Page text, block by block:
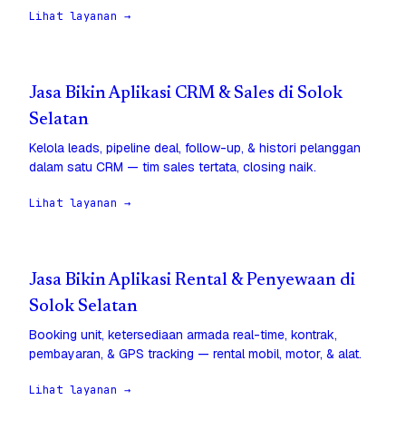
Lihat layanan →
Jasa Bikin Aplikasi CRM & Sales di Solok
Selatan
Kelola leads, pipeline deal, follow-up, & histori pelanggan
dalam satu CRM — tim sales tertata, closing naik.
Lihat layanan →
Jasa Bikin Aplikasi Rental & Penyewaan di
Solok Selatan
Booking unit, ketersediaan armada real-time, kontrak,
pembayaran, & GPS tracking — rental mobil, motor, & alat.
Lihat layanan →